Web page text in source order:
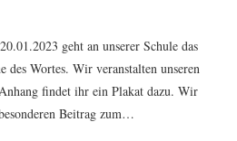
geht an unserer Schule das
des Wortes. Wir veranstalten unseren
findet ihr ein Plakat dazu. Wir
Beitrag zum…